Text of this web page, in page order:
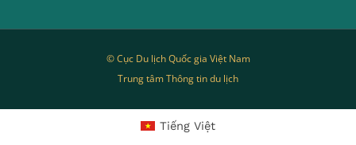
© Cục Du lịch Quốc gia Việt Nam
Trung tâm Thông tin du lịch
Tiếng Việt